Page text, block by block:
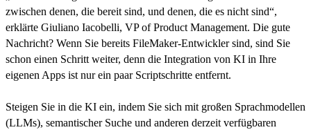
zwischen denen, die bereit sind, und denen, die es nicht sind“,
erklärte Giuliano Iacobelli, VP of Product Management. Die gute
Nachricht? Wenn Sie bereits FileMaker-Entwickler sind, sind Sie
schon einen Schritt weiter, denn die Integration von KI in Ihre
eigenen Apps ist nur ein paar Scriptschritte entfernt.
Steigen Sie in die KI ein, indem Sie sich mit großen Sprachmodellen
(LLMs), semantischer Suche und anderen derzeit verfügbaren